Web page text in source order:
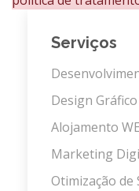
Serviços
Design Gráfico
Alojamento
Marketing
Otimização de